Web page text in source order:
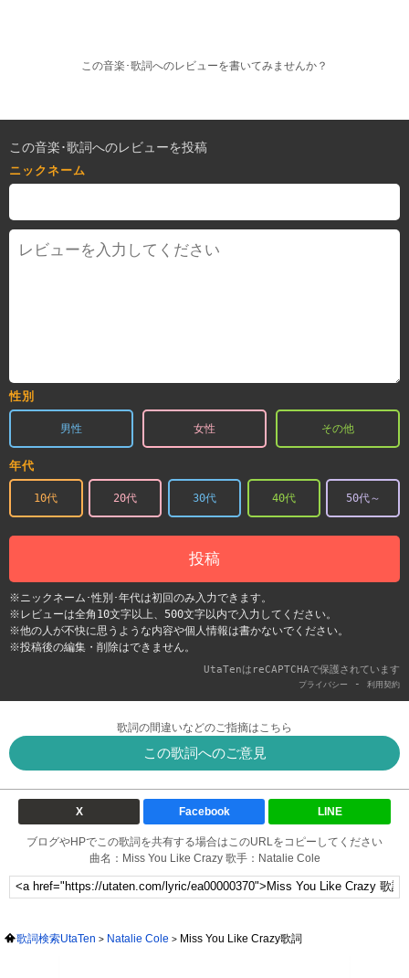
この音楽･歌詞へのレビューを書いてみませんか？
この音楽･歌詞へのレビューを投稿
ニックネーム
性別
男性 女性 その他
年代
10代 20代 30代 40代 50代～
投稿
※ニックネーム･性別･年代は初回のみ入力できます。
※レビューは全角10文字以上、500文字以内で入力してください。
※他の人が不快に思うような内容や個人情報は書かないでください。
※投稿後の編集・削除はできません。
UtaTenはreCAPTCHAで保護されています
プライバシー - 利用契約
歌詞の間違いなどのご指摘はこちら
この歌詞へのご意見
X Facebook LINE
ブログやHPでこの歌詞を共有する場合はこのURLをコピーしてください
曲名：Miss You Like Crazy 歌手：Natalie Cole
歌詞検索UtaTen Natalie Cole Miss You Like Crazy歌詞